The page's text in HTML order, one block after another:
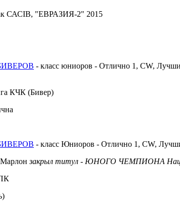
САСIB, "ЕВРАЗИЯ-2" 2015
- класс юниоров - Отлично 1, CW,
КЧК (Бивер)
- класс Юниоров - Отлично 1, CW,
Марлонзакрыл титул - ЮНОГО ЧЕМПИОНА